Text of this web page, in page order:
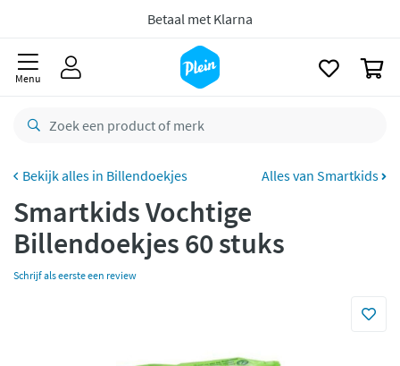
Gratisretourneren
8,8/10
CO2 neutraal
Betaal met Klarna
Menu
Billendoekjes Alles van Smartkids
Smartkids Vochtige
Billendoekjes 60 stuks
Schrijf als eerste een review